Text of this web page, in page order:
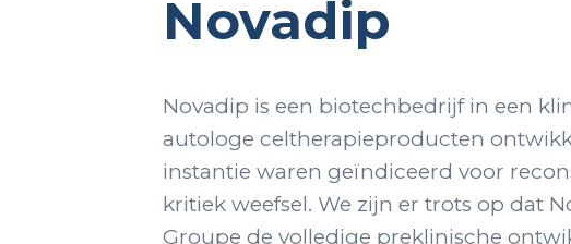
Novadip
Novadip is een biotechbedrijf in een
autologe celtherapieproducten
instantie waren geïndiceerd voor
kritiek weefsel. We zijn er trots op dat
Groupe de volledige preklinische